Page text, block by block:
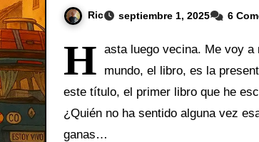
Ric septiembre 1, 2025 6
H asta luego vecina. Me voy a
mundo, el libro, es la
este título, el primer libro que he
¿Quién no ha sentido alguna vez
ganas…